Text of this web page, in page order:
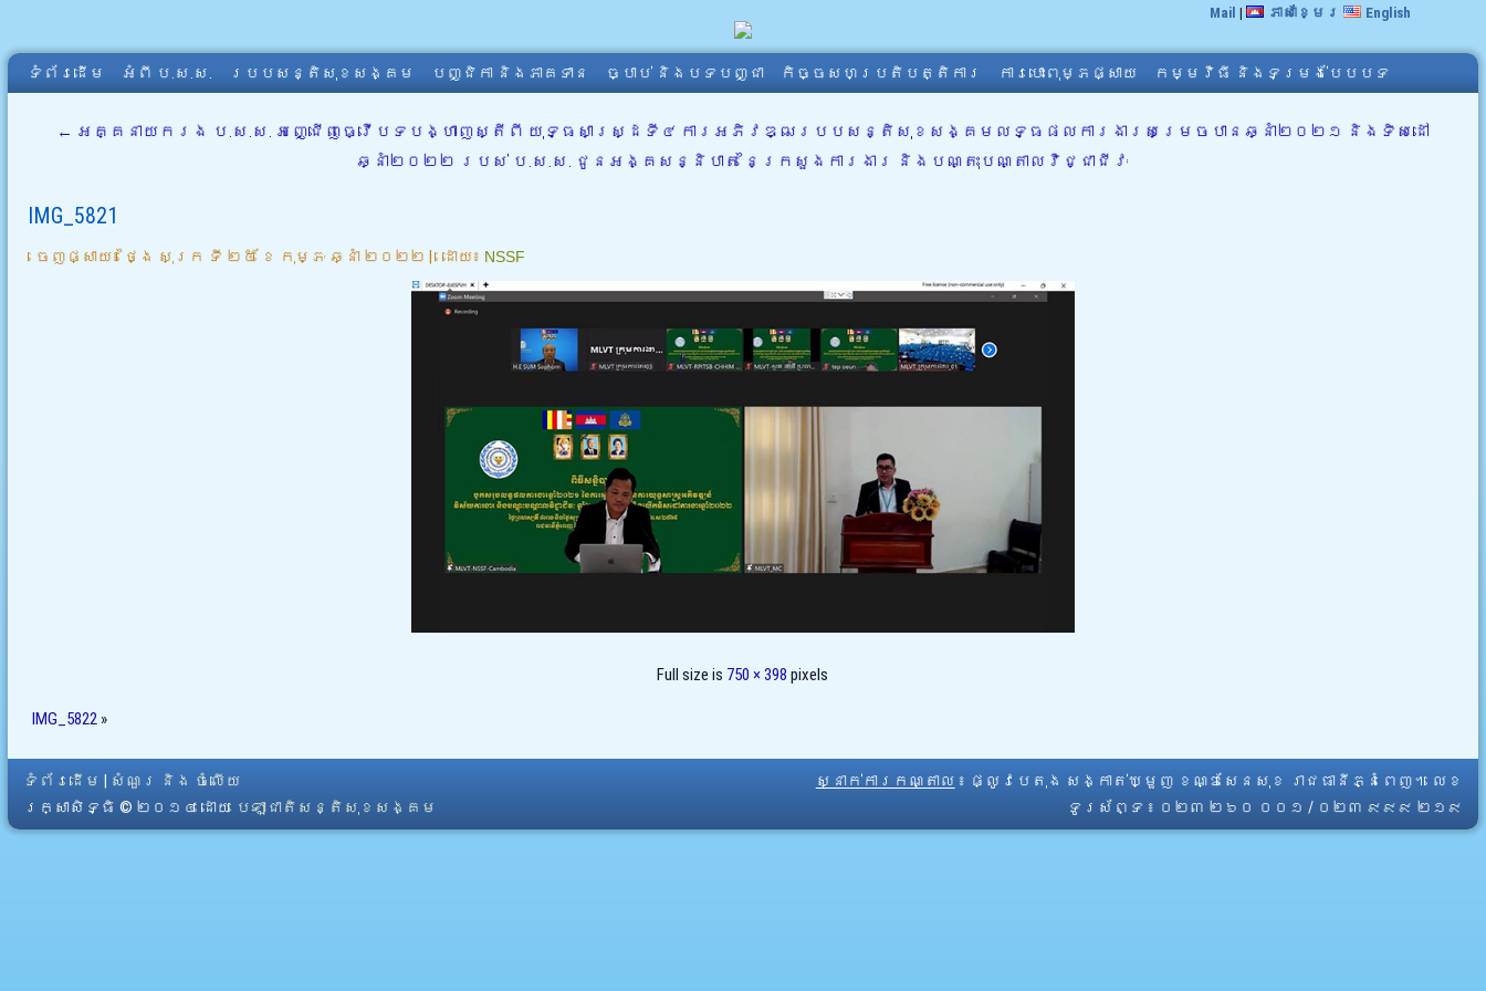
Mail | ភាសាខ្មែរ English
ទំព័រដើម អំពី​ ប.ស.ស. របបសន្តិសុខសង្គម បញ្ជិកា និងភាគទាន ច្បាប់ និងបទបញ្ជា កិច្ចសហប្រតិបត្តិការ ការបោះពុម្ភផ្សាយ កម្មវិធី និងទម្រង់បែបបទ
← អគ្គនាយករង ប.ស.ស. អញ្ជើញធ្វើបទបង្ហាញស្តីពី យុទ្ធសាស្រ្ដទី៤ ការអភិវឌ្ឍរបបសន្តិសុខសង្គមលទ្ធផលការងារសម្រេចបានឆ្នាំ២០២១ និងទិសដៅ
ឆ្នាំ២០២២ របស់ ប.ស.ស. ជូនអង្គសន្និបាត នៃក្រសួងការងារ និងបណ្តុះបណ្តាលវិជ្ជាជីវៈ
IMG_5821
ចេញផ្សាយ៖ ថ្ងៃ សុក្រ ទី ២៥ ខែ កុម្ភៈ ឆ្នាំ ២០២២ | ដោយ៖ NSSF
Full size is 750 × 398 pixels
IMG_5822»
ទំព័រដើម
សំណួរ និង ចំលើយ
រក្សាសិទ្ធិ © ២០១៤ ដោយ​ បេឡាជាតិសន្តិសុខសង្គម
ស្នាក់ការកណ្តាល ៖ ផ្លូវបេតុង សង្កាត់ឃ្មួញ ខណ្ឌសែនសុខ រាជធានីភ្នំពេញ។ លេខ
ទូរស័ព្ទ ៖ ០២៣ ២៦០ ០០១ / ០២៣ ៩៩៩ ២១៩